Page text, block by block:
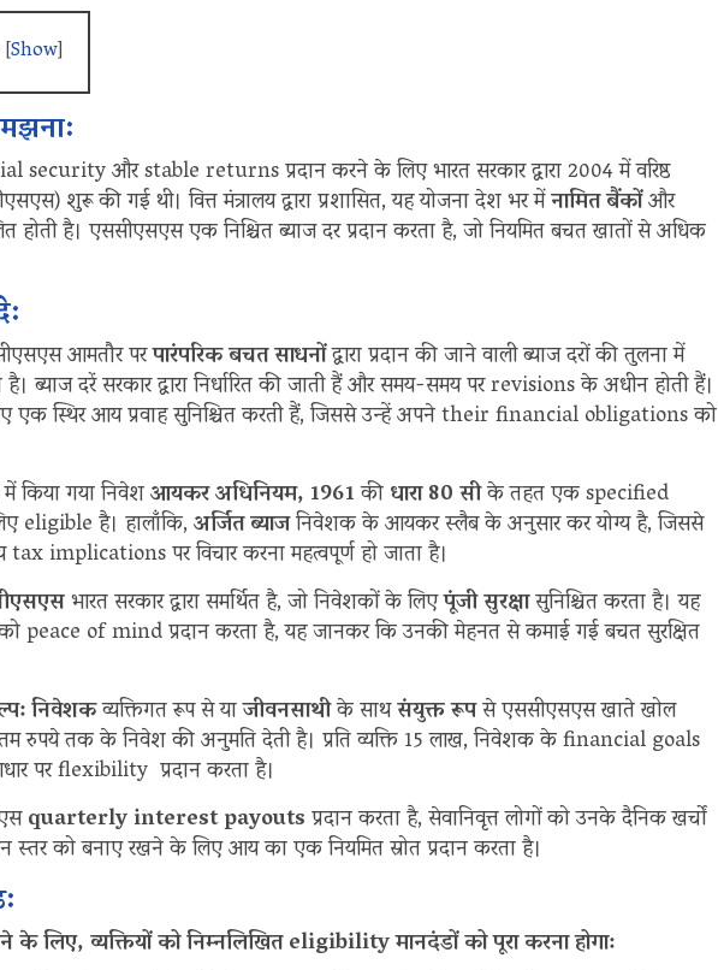
[Show]
security और stable returns प्रदान करने के लिए भारत सरकार द्वारा 2004 में वरिष्ठ
शुरू की गई थी। वित्त मंत्रालय द्वारा प्रशासित, यह योजना देश भर मेंनामित बैंकोंऔर
होती है। एससीएसएस एक निश्चित ब्याज दर प्रदान करता है, जो नियमित बचत खातों से अधिक
आमतौर परपारंपरिक बचत साधनोंद्वारा प्रदान की जाने वाली ब्याज दरों की तुलना में
ब्याज दरें सरकार द्वारा निर्धारित की जाती हैं और समय-समय पर revisions के अधीन होती हैं।
एक स्थिर आय प्रवाह सुनिश्चित करती हैं, जिससे उन्हें अपने their financial obligations को
में किया गया निवेशआयकर अधिनियम, 1961कीधारा 80 सीके तहत एक specified
eligible है। हालाँकि,अर्जित ब्याजनिवेशक के आयकर स्लैब के अनुसार कर योग्य है, जिससे
implications पर विचार करना महत्वपूर्ण हो जाता है।
भारत सरकार द्वारा समर्थित है, जो निवेशकों के लिएपूंजी सुरक्षासुनिश्चित करता है। यह
को peace of mind प्रदान करता है, यह जानकर कि उनकी मेहनत से कमाई गई बचत सुरक्षित
निवेशकव्यक्तिगत रूप से याजीवनसाथीके साथसंयुक्त रूपसे एससीएसएस खाते खोल
रुपये तक के निवेश की अनुमति देती है। प्रति व्यक्ति 15 लाख, निवेशक के financial goals
पर flexibility प्रदान करता है।
quarterly interest payoutsप्रदान करता है, सेवानिवृत्त लोगों को उनके दैनिक खर्चों
को बनाए रखने के लिए आय का एक नियमित स्रोत प्रदान करता है।
लिए, व्यक्तियों को निम्नलिखित eligibility मानदंडों को पूरा करना होगा: